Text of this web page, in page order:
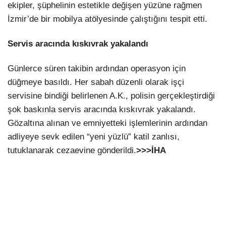
ekipler, şüphelinin estetikle değişen yüzüne rağmen
İzmir’de bir mobilya atölyesinde çalıştığını tespit etti.
Servis aracında kıskıvrak yakalandı
Günlerce süren takibin ardından operasyon için
düğmeye basıldı. Her sabah düzenli olarak işçi
servisine bindiği belirlenen A.K., polisin gerçekleştirdiği
şok baskınla servis aracında kıskıvrak yakalandı.
Gözaltına alınan ve emniyetteki işlemlerinin ardından
adliyeye sevk edilen “yeni yüzlü” katil zanlısı,
tutuklanarak cezaevine gönderildi.>>>İHA